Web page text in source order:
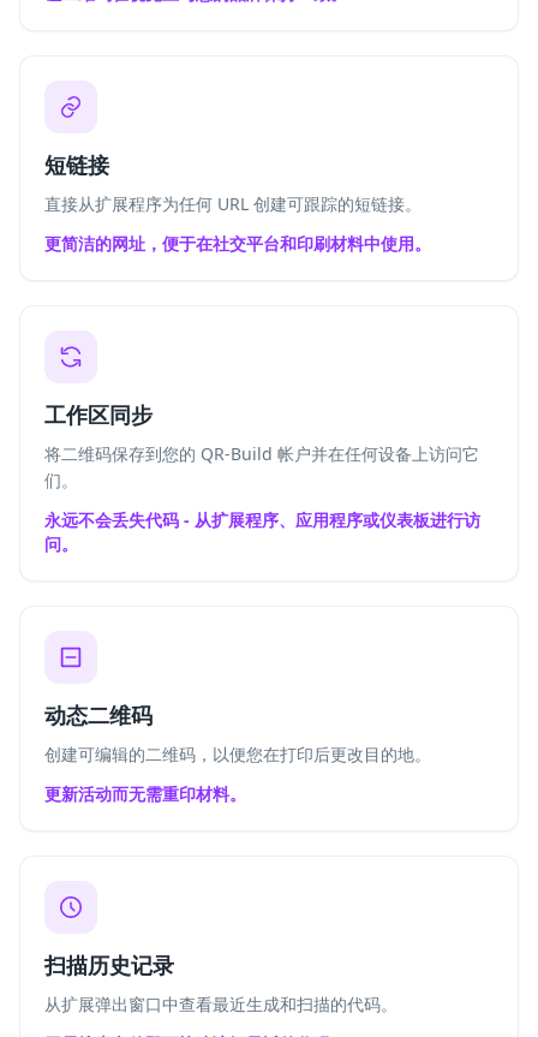
短链接
直接从扩展程序为任何 URL 创建可跟踪的短链接。
更简洁的网址，便于在社交平台和印刷材料中使用。
工作区同步
将二维码保存到您的 QR-Build 帐户并在任何设备上访问它
们。
永远不会丢失代码 - 从扩展程序、应用程序或仪表板进行访
问。
动态二维码
创建可编辑的二维码，以便您在打印后更改目的地。
更新活动而无需重印材料。
扫描历史记录
从扩展弹出窗口中查看最近生成和扫描的代码。